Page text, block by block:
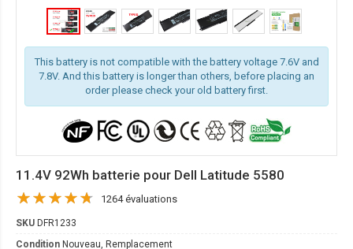
This battery is not compatible with the battery voltage 7.6V and
7.8V. And this battery is longer than others, before placing an
order please check your old battery first.
11.4V 92Wh batterie pour Dell Latitude 5580
1264 évaluations
SKU DFR1233
Condition Nouveau, Remplacement